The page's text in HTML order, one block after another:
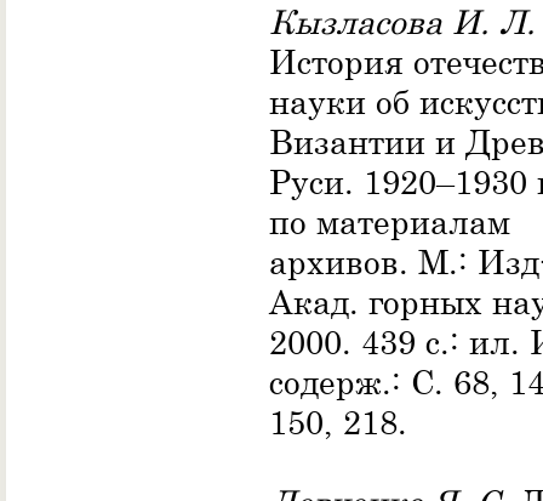
Кызласова И. Л.
История
науки об
Византии и
Руси. 1920–1930
по материалам
архивов. М.:
Акад. горных
2000. 439 с.: ил.
содерж.: С. 68,
150, 218.